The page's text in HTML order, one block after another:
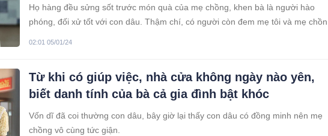
Họ hàng đều sửng sốt trước món quà của mẹ chồng, khen bà là người hào
phóng, đối xử tốt với con dâu. Thậm chí, có người còn đem mẹ tôi và mẹ chồng
02:01 05/01/24
Từ khi có giúp việc, nhà cửa không ngày nào yên,
biết danh tính của bà cả gia đình bật khóc
Vốn dĩ đã coi thường con dâu, bây giờ lại thấy con dâu có đồng minh nên mẹ
chồng vô cùng tức giận.